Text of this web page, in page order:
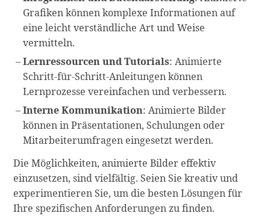
Grafiken können komplexe Informationen auf
eine leicht verständliche Art und Weise
vermitteln.
Lernressourcen und Tutorials: Animierte
Schritt-für-Schritt-Anleitungen können
Lernprozesse vereinfachen und verbessern.
Interne Kommunikation: Animierte Bilder
können in Präsentationen, Schulungen oder
Mitarbeiterumfragen eingesetzt werden.
Die Möglichkeiten, animierte Bilder effektiv
einzusetzen, sind vielfältig. Seien Sie kreativ und
experimentieren Sie, um die besten Lösungen für
Ihre spezifischen Anforderungen zu finden.